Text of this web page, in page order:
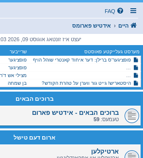
FAQ
היים אידטיש פארומס
יעצט איז זונטאג אוגוסט 09, 2026 4:03 am
מערסט געלייקטע פאוסטס שרייבער
פופציגער'ס ברילן: דער איחוד קאנטרי שוהל הויף
פופציגער
סאטמאר (מהר"א): נייעסן און שמועסן בתוככי הקהלהפופציגער
היימישער פייער דעפארטמענט אין מאנסי, שומרי שבת קודש!
מצילי אש
היסטאריש! גייט גור ווערן על טהרת הקודש?
בן שמחה
ברוכים הבאים
ברוכים הבאים - אידטיש פארום
טעמעס: 59
ארום דעם טישל
ארטיקלען